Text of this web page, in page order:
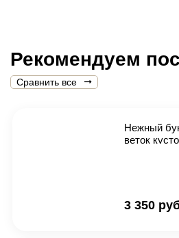
Рекомендуем
Сравнить все
Нежный
веток
3 350